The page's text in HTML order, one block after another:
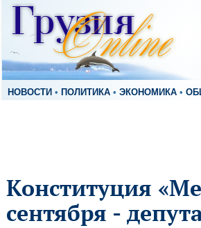
НОВОСТИ • ПОЛИТИКА • ЭКОНОМИКА •
Конституция
сентября -